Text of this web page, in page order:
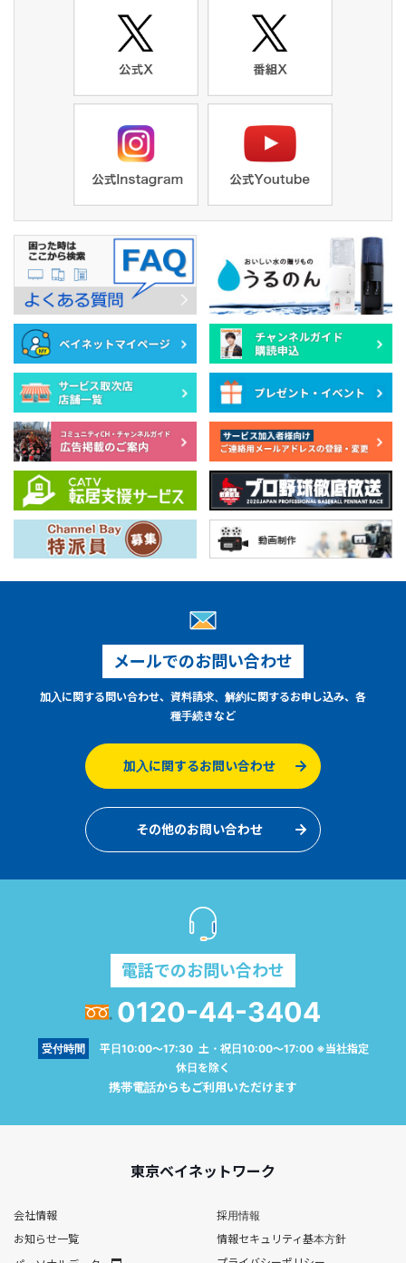
メールでのお問い合わせ
加入に関する問い合わせ、資料請求、解約に関するお申し込み、各
種手続きなど
加入に関するお問い合わせ
その他のお問い合わせ
電話でのお問い合わせ
0120-44-3404
受付時間
平日10:00～17:30 土・祝日10:00～17:00 ※当社指定
休日を除く
携帯電話からもご利用いただけます
東京ベイネットワーク
会社情報
採用情報
お知らせ一覧
情報セキュリティ基本方針